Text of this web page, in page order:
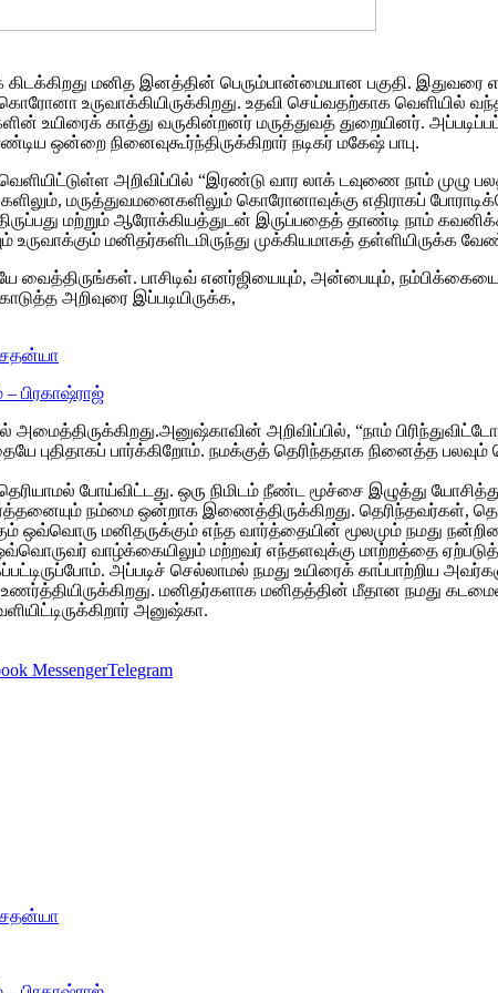
மனித இனத்தின் பெரும்பான்மையான பகுதி. இதுவரை
கொரோனா உருவாக்கியிருக்கிறது. உதவி செய்வதற்காக
உயிரைக் காத்து வருகின்றனர் மருத்துவத் துறையினர்.
ஒன்றை நினைவுகூர்ந்திருக்கிறார் நடிகர் மகேஷ் பாபு.
அறிவிப்பில் “இரண்டு வார லாக் டவுணை நாம் முழு
மருத்துவமனைகளிலும் கொரோனாவுக்கு எதிராகப்
மற்றும் ஆரோக்கியத்துடன் இருப்பதைத் தாண்டி நாம்
மனிதர்களிடமிருந்து முக்கியமாகத் தள்ளியிருக்க
பாசிடிவ் எனர்ஜியையும், அன்பையும்,
அறிவுரை இப்படியிருக்க,
பிரகாஷ்ராஜ்
அறிவிப்பில், “நாம்
புதிதாகப் பார்க்கிறோம். நமக்குத் தெரிந்ததாக நினைத்த
போய்விட்டது. ஒரு நிமிடம் நீண்ட மூச்சை இழுத்து
நம்மை ஒன்றாக இணைத்திருக்கிறது.
ஒவ்வொரு மனிதருக்கும் எந்த வார்த்தையின் மூலமும் நமது
வாழ்க்கையிலும் மற்றவர் எந்தளவுக்கு மாற்றத்தை
அப்படிச் செல்லாமல் நமது உயிரைக் காப்பாற்றிய
மனிதர்களாக மனிதத்தின் மீதான நமது
அனுஷ்கா.
MessengerTelegram